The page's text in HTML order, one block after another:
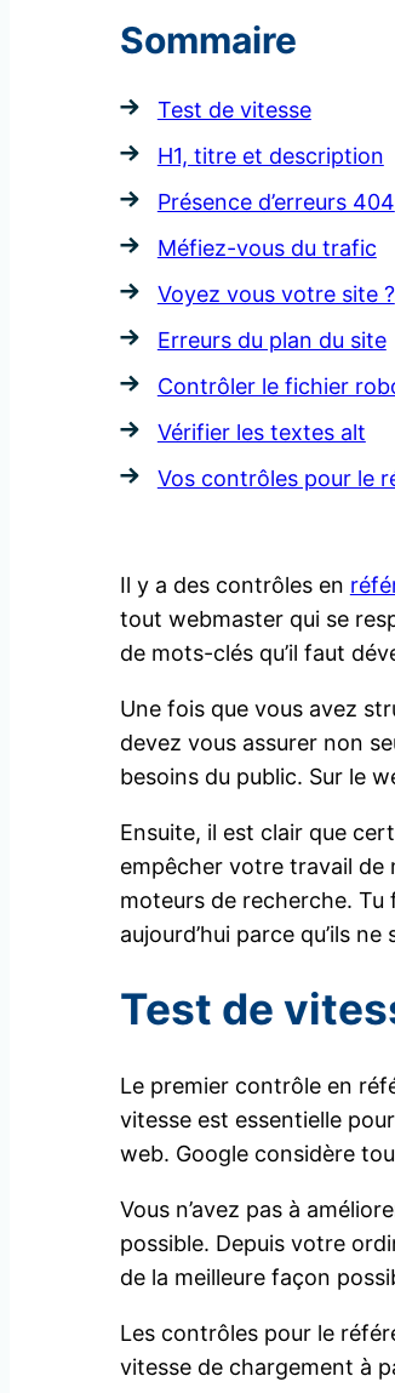
Sommaire
Test de vitesse
H1, titre et description
Présence d’erreurs 404
Méfiez-vous du trafic
Voyez vous votre site ?
Erreurs du plan du site
Contrôler le fichier
Vérifier les textes alt
Vos contrôles pour le
Il y a des contrôles en
tout webmaster qui se
de mots-clés qu’il faut
Une fois que vous avez
devez vous assurer non
besoins du public. Sur le
Ensuite, il est clair que
empêcher votre travail de
moteurs de recherche. Tu
aujourd’hui parce qu’ils
Test de
Le premier contrôle en
vitesse est essentielle
web. Google considère
Vous n’avez pas à
possible. Depuis votre
de la meilleure façon
Les contrôles pour le
vitesse de chargement à